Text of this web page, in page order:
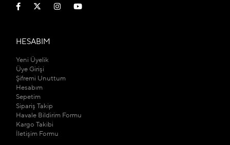
HESABIM
Yeni Üyelik
Üye Girişi
Şifremi Unuttum
Hesabım
Sepetim
Sipariş Takip
Havale Bildirim Formu
Kargo Takibi
İletişim Formu